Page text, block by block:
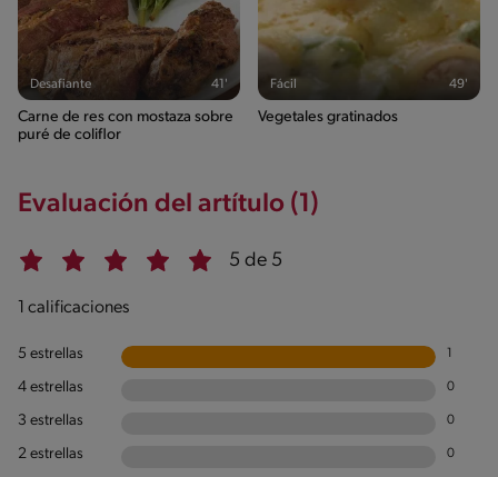
Desafiante 41'
Carne de res con mostaza sobre
puré de coliflor
Fácil 49'
Vegetales gratinados
Evaluación del artítulo (1)
5 de 5
1 calificaciones
5 estrellas 1
4 estrellas 0
3 estrellas 0
2 estrellas 0